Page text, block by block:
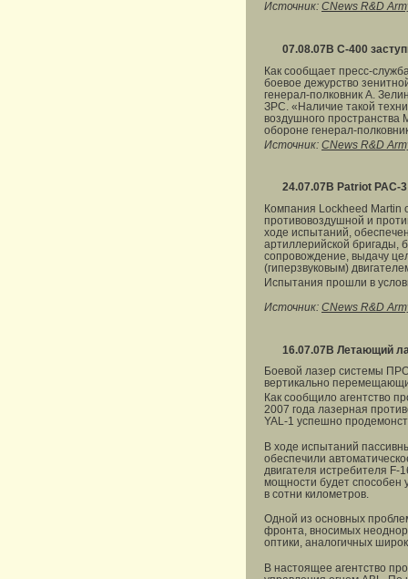
Источник: CNews R&D
07.08.07 В С-400
Как сообщает пресс-
боевое дежурство
генерал-полковник А.
ЗРС. «Наличие такой
воздушного
обороне генерал-
Источник: CNews R&D
24.07.07 В Patriot РАС-3
Компания Lockheed Martin
противовоздушной и
ходе испытаний,
артиллерийской бригады,
сопровождение, выдачу
(гиперзвуковым)
Испытания прошли в
Источник: CNews R&D
16.07.07 В Летающий
Боевой лазер системы
вертикально
Как сообщило агентство
2007 года лазерная
YAL-1 успешно
В ходе испытаний
обеспечили
двигателя истребителя
мощности будет способен
в сотни километров.
Одной из основных
фронта, вносимых
оптики, аналогичных
В настоящее агентство